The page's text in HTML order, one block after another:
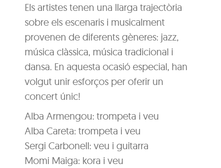
Els artistes tenen una llarga trajectòria
sobre els escenaris i musicalment
provenen de diferents gèneres: jazz,
música clàssica, música tradicional i
dansa. En aquesta ocasió especial, han
volgut unir esforços per oferir un
concert únic!
Alba Armengou: trompeta i veu
Alba Careta: trompeta i veu
Sergi Carbonell: veu i guitarra
Momi Maiga: kora i veu